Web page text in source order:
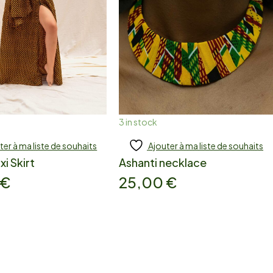
à ma liste de souhaits
Skirt
€
3 in stock
Add to cart
Ajouter à ma liste de souhaits
Ashanti necklace
25,00 €